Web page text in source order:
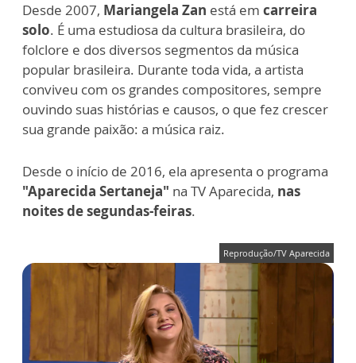
Desde 2007, Mariangela Zan está em carreira
solo. É uma estudiosa da cultura brasileira, do
folclore e dos diversos segmentos da música
popular brasileira. Durante toda vida, a artista
conviveu com os grandes compositores, sempre
ouvindo suas histórias e causos, o que fez crescer
sua grande paixão: a música raiz.
Desde o início de 2016, ela apresenta o programa
"Aparecida Sertaneja" na TV Aparecida, nas
noites de segundas-feiras.
Reprodução/TV Aparecida